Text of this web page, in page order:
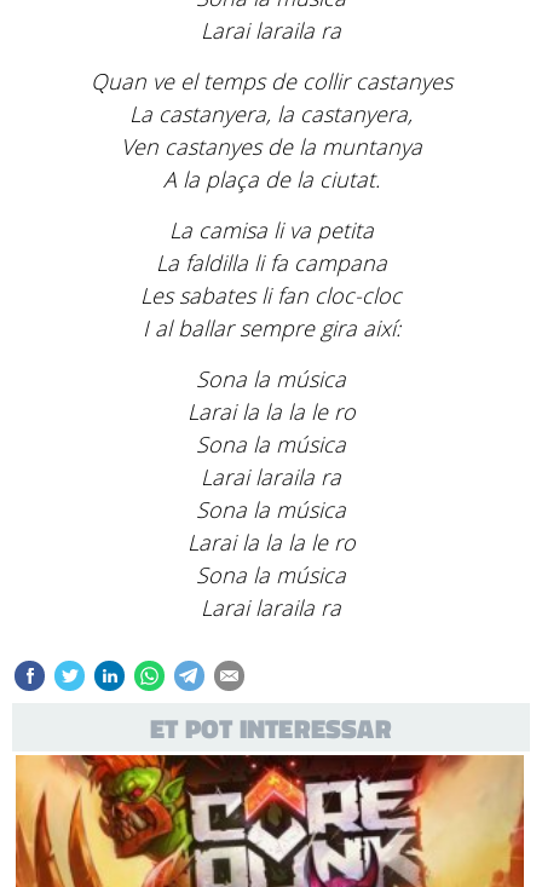
Larai laraila ra
Quan ve el temps de collir castanyes
La castanyera, la castanyera,
Ven castanyes de la muntanya
A la plaça de la ciutat.
La camisa li va petita
La faldilla li fa campana
Les sabates li fan cloc-cloc
I al ballar sempre gira així:
Sona la música
Larai la la la le ro
Sona la música
Larai laraila ra
Sona la música
Larai la la la le ro
Sona la música
Larai laraila ra
ET POT INTERESSAR